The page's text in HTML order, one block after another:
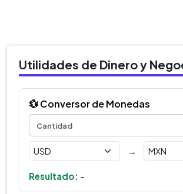
Utilidades de Dinero y
💱 Conversor de Monedas
→
Resultado: -